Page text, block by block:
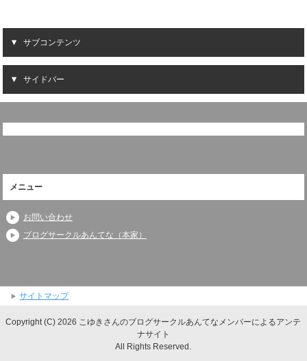
サブコンテンツ
サイドバー
メニュー
お問い合わせ
ブログサークルあんてな（本家）
サイトマップ
Copyright (C) 2026 こゆきさんのブログサークルあんてなメンバーによるアンテ
ナサイト
All Rights Reserved.